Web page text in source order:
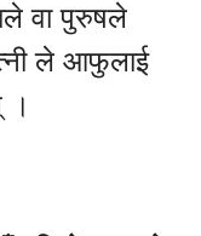
वा पुरुषले
ले आफुलाई
।